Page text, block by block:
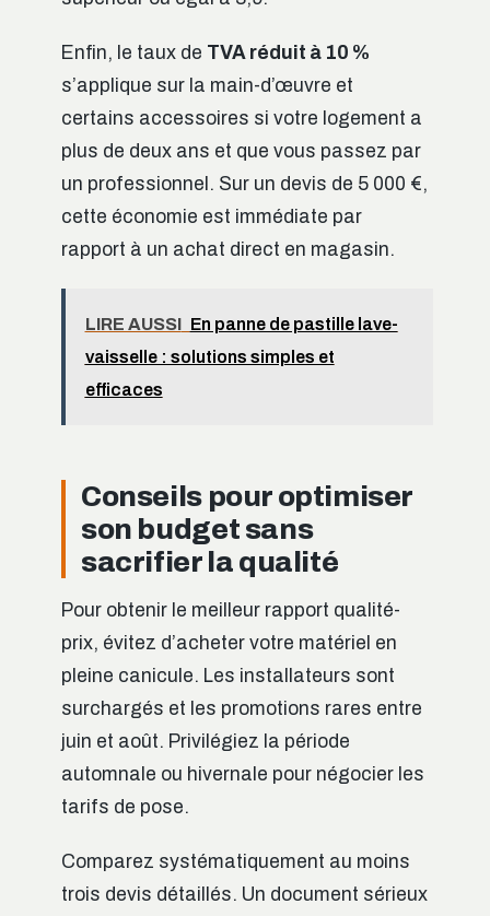
Enfin, le taux de TVA réduit à 10 %
s’applique sur la main-d’œuvre et
certains accessoires si votre logement a
plus de deux ans et que vous passez par
un professionnel. Sur un devis de 5 000 €,
cette économie est immédiate par
rapport à un achat direct en magasin.
LIRE AUSSI En panne de pastille lave-
vaisselle : solutions simples et
efficaces
Conseils pour optimiser
son budget sans
sacrifier la qualité
Pour obtenir le meilleur rapport qualité-
prix, évitez d’acheter votre matériel en
pleine canicule. Les installateurs sont
surchargés et les promotions rares entre
juin et août. Privilégiez la période
automnale ou hivernale pour négocier les
tarifs de pose.
Comparez systématiquement au moins
trois devis détaillés. Un document sérieux